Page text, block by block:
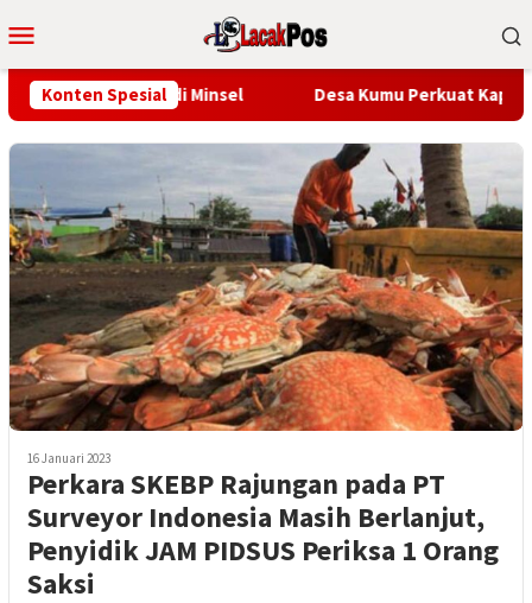
ke
Mobile
Konten Spesial
RI ke-81 di Minsel Desa Kumu Perkuat Kapasitas
16 Januari 2023
Perkara SKEBP Rajungan pada PT
Surveyor Indonesia Masih Berlanjut,
Penyidik JAM PIDSUS Periksa 1 Orang
Saksi